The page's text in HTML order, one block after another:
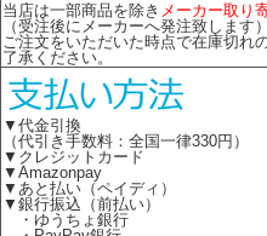
当店は一部商品を除き メーカー取り
（受注後にメーカーへ発注致します）
ご注文をいただいた時点で在庫切れ
了承ください。
▼代金引換
（代引き手数料：全国一律330円）
▼クレジットカード
▼Amazonpay
▼あと払い（ペイディ）
▼銀行振込（前払い）
・ゆうちょ銀行